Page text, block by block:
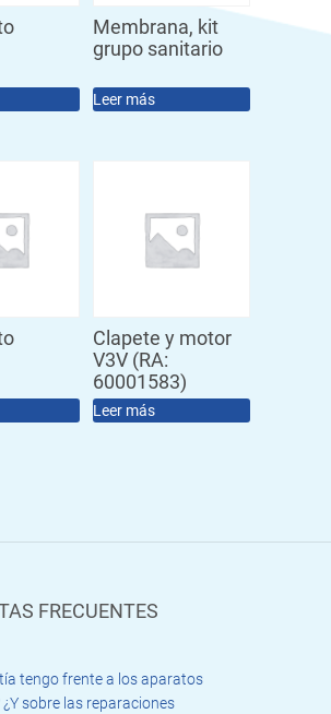
Membrana, kit
grupo sanitario
Leer más
Clapete y motor
V3V (RA:
60001583)
Leer más
FRECUENTES
tengo frente a los aparatos
sobre las reparaciones